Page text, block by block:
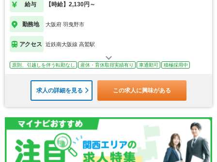
給与 【時給】2,130円～
勤務地 大阪府 羽曳野市
アクセス 近鉄南大阪線 高鷲駅
原則、引越しを伴う転勤なし 産休・育休取得実績有り 車通勤可 積極採用中
求人の詳細を見る この求人に興味がある